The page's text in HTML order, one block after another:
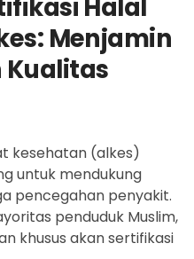
Halal
Menjamin
Kualitas
kesehatan (alkes)
untuk mendukung
pencegahan penyakit.
penduduk Muslim,
khusus akan sertifikasi